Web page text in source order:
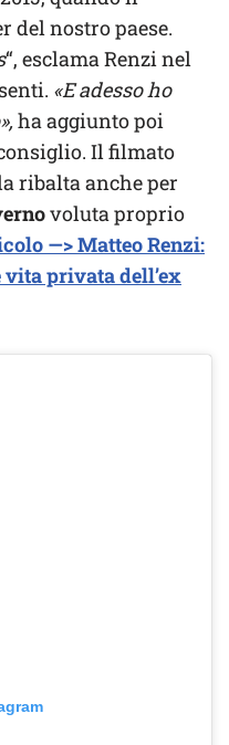
del nostro paese.
“, esclama Renzi nel
«E adesso ho
ha aggiunto poi
Il filmato
ribalta anche per
voluta proprio
—> Matteo Renzi:
vita privata dell’ex